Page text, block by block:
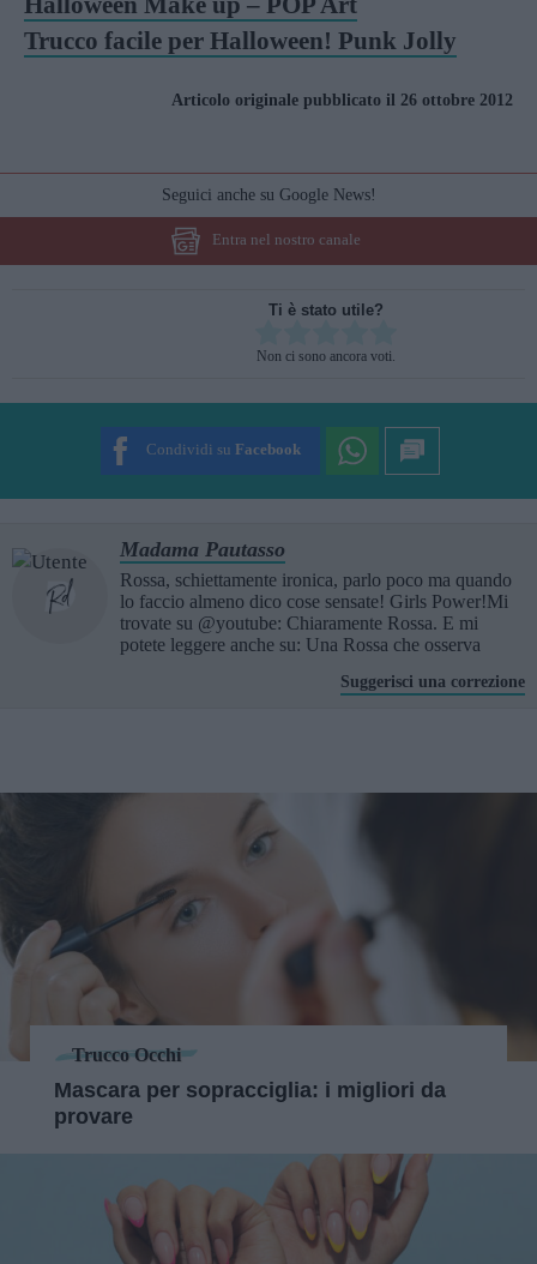
Trucco facile per Halloween! Punk Jolly
Articolo originale pubblicato il 26 ottobre 2012
Seguici anche su Google News!
Entra nel nostro canale
Ti è stato utile?
Non ci sono ancora voti.
Condividi su Facebook
Madama Pautasso
Rossa, schiettamente ironica, parlo poco ma quando
lo faccio almeno dico cose sensate! Girls Power!Mi
trovate su @youtube: Chiaramente Rossa. E mi
potete leggere anche su: Una Rossa che osserva
Suggerisci una correzione
Trucco Occhi
Mascara per sopracciglia: i migliori da
provare